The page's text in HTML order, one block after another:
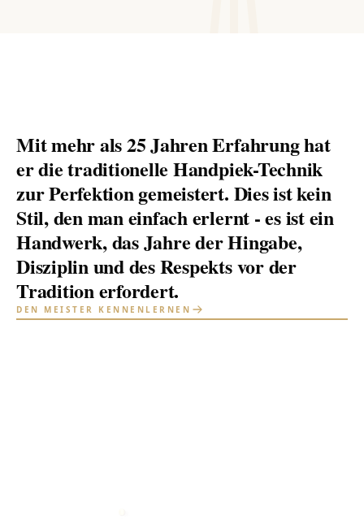
Mit mehr als 25 Jahren Erfahrung hat
er die traditionelle Handpiek-Technik
zur Perfektion gemeistert. Dies ist kein
Stil, den man einfach erlernt - es ist ein
Handwerk, das Jahre der Hingabe,
Disziplin und des Respekts vor der
Tradition erfordert.
DEN MEISTER KENNENLERNEN